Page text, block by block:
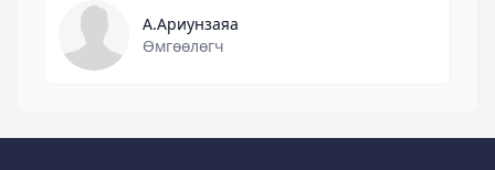
А.Ариунзаяа
Өмгөөлөгч